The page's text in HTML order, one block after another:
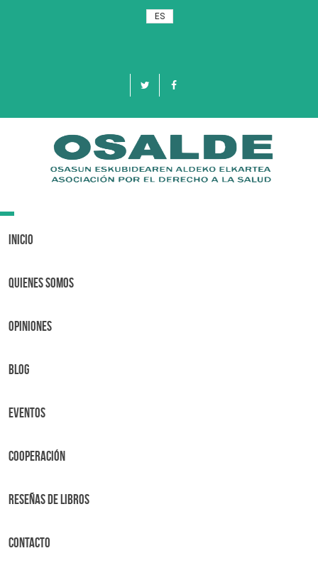
ES
Toggle
Inicio
Quienes Somos
OPINIONES
BLOG
Eventos
Cooperación
Reseñas de libros
Contacto